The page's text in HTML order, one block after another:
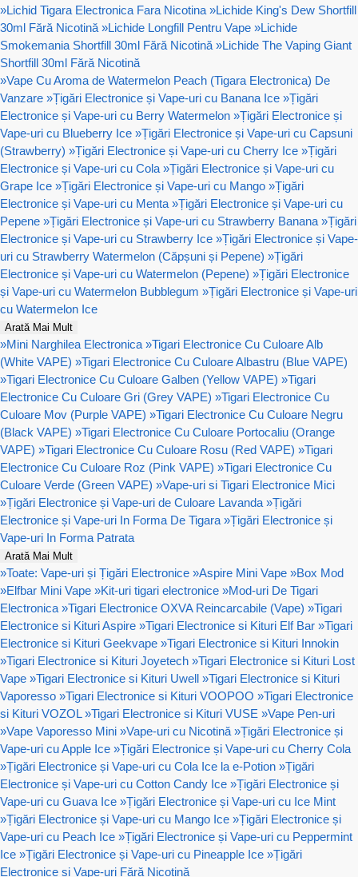
»Lichid Tigara Electronica Fara Nicotina »Lichide King's Dew Shortfill
30ml Fără Nicotină »Lichide Longfill Pentru Vape »Lichide
Smokemania Shortfill 30ml Fără Nicotină »Lichide The Vaping Giant
Shortfill 30ml Fără Nicotină
»Vape Cu Aroma de Watermelon Peach (Tigara Electronica) De
Vanzare »Țigări Electronice și Vape-uri cu Banana Ice »Țigări
Electronice și Vape-uri cu Berry Watermelon »Țigări Electronice și
Vape-uri cu Blueberry Ice »Țigări Electronice și Vape-uri cu Capsuni
(Strawberry) »Țigări Electronice și Vape-uri cu Cherry Ice »Țigări
Electronice și Vape-uri cu Cola »Țigări Electronice și Vape-uri cu
Grape Ice »Țigări Electronice și Vape-uri cu Mango »Țigări
Electronice și Vape-uri cu Menta »Țigări Electronice și Vape-uri cu
Pepene »Țigări Electronice și Vape-uri cu Strawberry Banana »Țigări
Electronice și Vape-uri cu Strawberry Ice »Țigări Electronice și Vape-
uri cu Strawberry Watermelon (Căpșuni și Pepene) »Țigări
Electronice și Vape-uri cu Watermelon (Pepene) »Țigări Electronice
și Vape-uri cu Watermelon Bubblegum »Țigări Electronice și Vape-uri
cu Watermelon Ice
Arată Mai Mult
»Mini Narghilea Electronica »Tigari Electronice Cu Culoare Alb
(White VAPE) »Tigari Electronice Cu Culoare Albastru (Blue VAPE)
»Tigari Electronice Cu Culoare Galben (Yellow VAPE) »Tigari
Electronice Cu Culoare Gri (Grey VAPE) »Tigari Electronice Cu
Culoare Mov (Purple VAPE) »Tigari Electronice Cu Culoare Negru
(Black VAPE) »Tigari Electronice Cu Culoare Portocaliu (Orange
VAPE) »Tigari Electronice Cu Culoare Rosu (Red VAPE) »Tigari
Electronice Cu Culoare Roz (Pink VAPE) »Tigari Electronice Cu
Culoare Verde (Green VAPE) »Vape-uri si Tigari Electronice Mici
»Țigări Electronice și Vape-uri de Culoare Lavanda »Țigări
Electronice și Vape-uri In Forma De Tigara »Țigări Electronice și
Vape-uri In Forma Patrata
Arată Mai Mult
»Toate: Vape-uri și Țigări Electronice »Aspire Mini Vape »Box Mod
»Elfbar Mini Vape »Kit-uri tigari electronice »Mod-uri De Tigari
Electronica »Tigari Electronice OXVA Reincarcabile (Vape) »Tigari
Electronice si Kituri Aspire »Tigari Electronice si Kituri Elf Bar »Tigari
Electronice si Kituri Geekvape »Tigari Electronice si Kituri Innokin
»Tigari Electronice si Kituri Joyetech »Tigari Electronice si Kituri Lost
Vape »Tigari Electronice si Kituri Uwell »Tigari Electronice si Kituri
Vaporesso »Tigari Electronice si Kituri VOOPOO »Tigari Electronice
si Kituri VOZOL »Tigari Electronice si Kituri VUSE »Vape Pen-uri
»Vape Vaporesso Mini »Vape-uri cu Nicotină »Țigări Electronice și
Vape-uri cu Apple Ice »Țigări Electronice și Vape-uri cu Cherry Cola
»Țigări Electronice și Vape-uri cu Cola Ice la e-Potion »Țigări
Electronice și Vape-uri cu Cotton Candy Ice »Țigări Electronice și
Vape-uri cu Guava Ice »Țigări Electronice și Vape-uri cu Ice Mint
»Țigări Electronice și Vape-uri cu Mango Ice »Țigări Electronice și
Vape-uri cu Peach Ice »Țigări Electronice și Vape-uri cu Peppermint
Ice »Țigări Electronice și Vape-uri cu Pineapple Ice »Țigări
Electronice și Vape-uri Fără Nicotină